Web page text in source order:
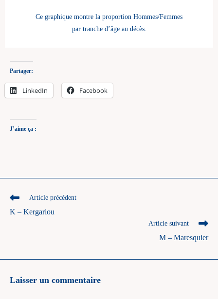
Ce graphique montre la proportion Hommes/Femmes
par tranche d’âge au décès.
Partager:
LinkedIn Facebook
J’aime ça :
Read
articles
Article précédent
K – Kergariou
Article suivant
M – Maresquier
Laisser un commentaire